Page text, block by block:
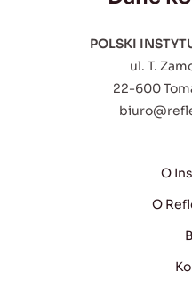
POLSKI
ul. T.
22-600
O
O